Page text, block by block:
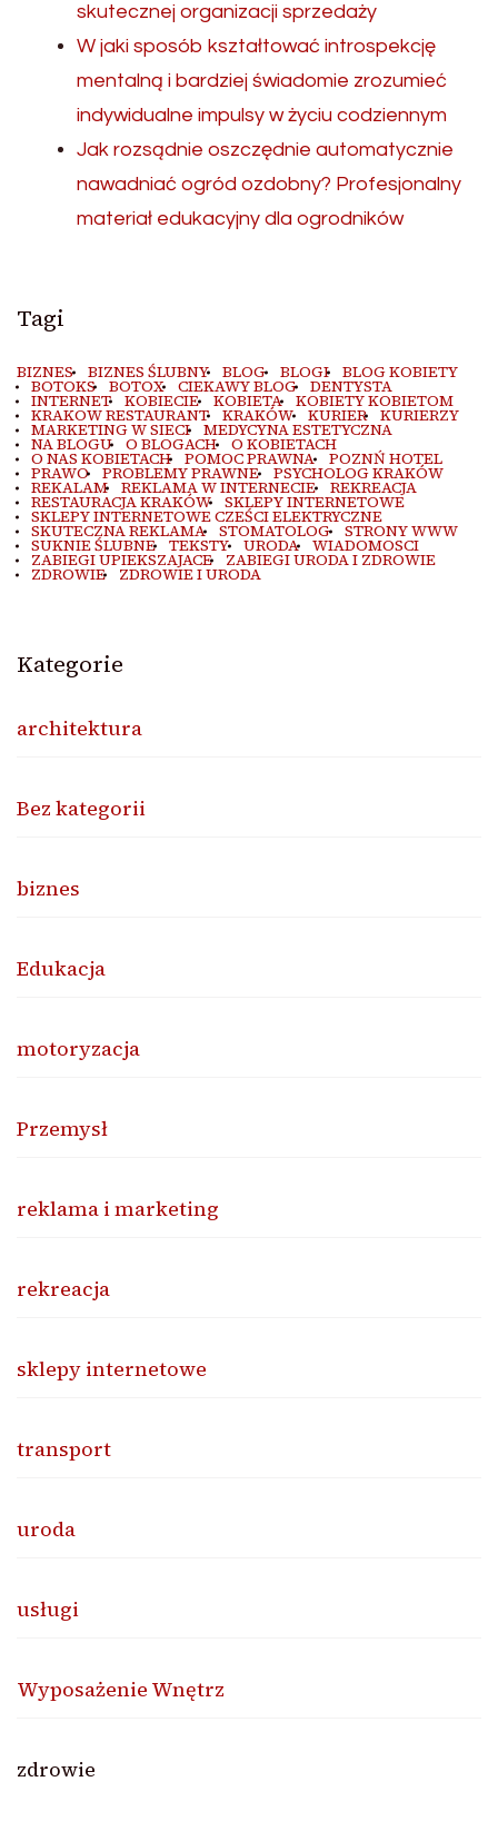
skutecznej organizacji sprzedaży
W jaki sposób kształtować introspekcję
mentalną i bardziej świadomie zrozumieć
indywidualne impulsy w życiu codziennym
Jak rozsądnie oszczędnie automatycznie
nawadniać ogród ozdobny? Profesjonalny
materiał edukacyjny dla ogrodników
Tagi
BIZNES BIZNES ŚLUBNY BLOG BLOGI BLOG KOBIETY
BOTOKS BOTOX CIEKAWY BLOG DENTYSTA
INTERNET KOBIECIE KOBIETA KOBIETY KOBIETOM
KRAKOW RESTAURANT KRAKÓW KURIER KURIERZY
MARKETING W SIECI MEDYCYNA ESTETYCZNA
NA BLOGU O BLOGACH O KOBIETACH
O NAS KOBIETACH POMOC PRAWNA POZNŃ HOTEL
PRAWO PROBLEMY PRAWNE PSYCHOLOG KRAKÓW
REKALAM REKLAMA W INTERNECIE REKREACJA
RESTAURACJA KRAKÓW SKLEPY INTERNETOWE
SKLEPY INTERNETOWE CZEŚCI ELEKTRYCZNE
SKUTECZNA REKLAMA STOMATOLOG STRONY WWW
SUKNIE ŚLUBNE TEKSTY URODA WIADOMOSCI
ZABIEGI UPIEKSZAJACE ZABIEGI URODA I ZDROWIE
ZDROWIE ZDROWIE I URODA
Kategorie
architektura
Bez kategorii
biznes
Edukacja
motoryzacja
Przemysł
reklama i marketing
rekreacja
sklepy internetowe
transport
uroda
usługi
Wyposażenie Wnętrz
zdrowie